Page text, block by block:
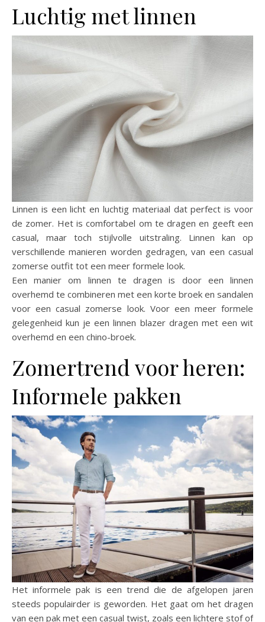
Luchtig met linnen
Linnen is een licht en luchtig materiaal dat perfect is voor
de zomer. Het is comfortabel om te dragen en geeft een
casual, maar toch stijlvolle uitstraling. Linnen kan op
verschillende manieren worden gedragen, van een casual
zomerse outfit tot een meer formele look.
Een manier om linnen te dragen is door een linnen
overhemd te combineren met een korte broek en sandalen
voor een casual zomerse look. Voor een meer formele
gelegenheid kun je een linnen blazer dragen met een wit
overhemd en een chino-broek.
Zomertrend voor heren:
Informele pakken
Het informele pak is een trend die de afgelopen jaren
steeds populairder is geworden. Het gaat om het dragen
van een pak met een casual twist, zoals een lichtere stof of